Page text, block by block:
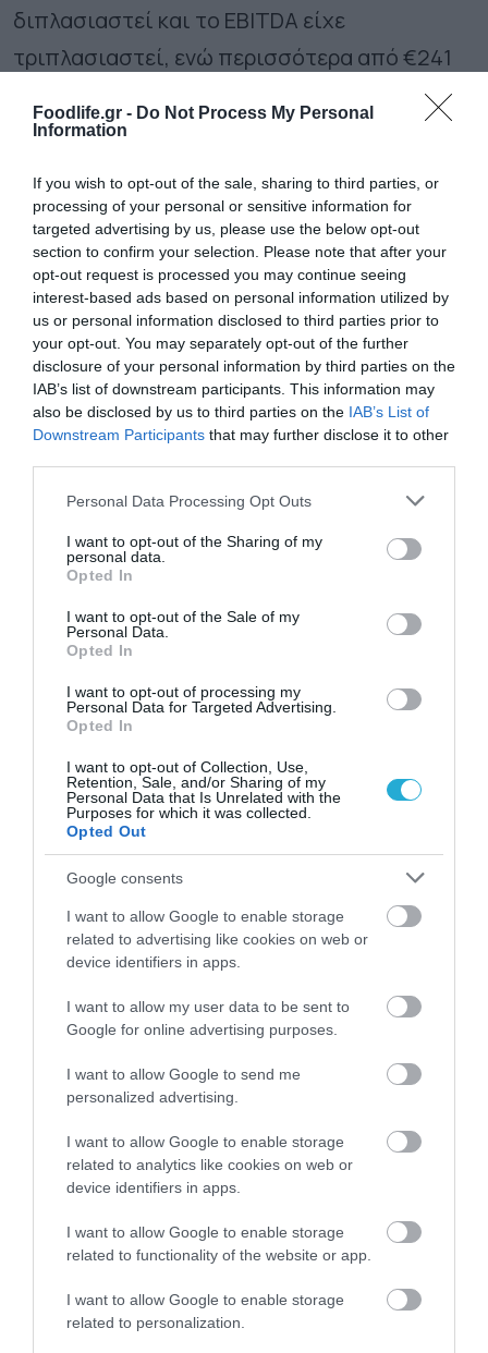
Foodlife.gr - Do Not Process My Personal
Information
If you wish to opt-out of the sale, sharing to third parties, or
processing of your personal or sensitive information for
targeted advertising by us, please use the below opt-out
section to confirm your selection. Please note that after your
opt-out request is processed you may continue seeing
interest-based ads based on personal information utilized by
us or personal information disclosed to third parties prior to
your opt-out. You may separately opt-out of the further
disclosure of your personal information by third parties on the
IAB’s list of downstream participants. This information may
also be disclosed by us to third parties on the IAB’s List of
Downstream Participants that may further disclose it to other
Please note that this website/app uses one or more Google
not limited to your visit or usage behaviour. You may click to
grant or deny consent to Google and its third-party tags to
use your data for below specified purposes in below Google
consent section.
Personal Data Processing Opt Outs
I want to opt-out of the Sharing of my
personal data.
Opted In
I want to opt-out of the Sale of my
Personal Data.
Opted In
I want to opt-out of processing my
Personal Data for Targeted Advertising.
Opted In
I want to opt-out of Collection, Use,
Retention, Sale, and/or Sharing of my
Personal Data that Is Unrelated with the
Purposes for which it was collected.
Opted Out
Google consents
I want to allow Google to enable storage
related to advertising like cookies on web or
device identifiers in apps.
I want to allow my user data to be sent to
Google for online advertising purposes.
I want to allow Google to send me
personalized advertising.
I want to allow Google to enable storage
related to analytics like cookies on web or
device identifiers in apps.
I want to allow Google to enable storage
related to functionality of the website or app.
I want to allow Google to enable storage
related to personalization.
διπλασιαστεί και το EBITDA είχε
τριπλασιαστεί, ενώ περισσότερα από €241
εκατ. επενδύθηκαν στον εκσυγχρονισμό και
την επέκταση των δραστηριοτήτων της
Το 2025, η MHP ολοκλήρωσε επίσης την
εξαγορά ποσοστού άνω του 92% του
μετοχικού κεφαλαίου της UVESA Group, ενός
από τους κορυφαίους καθετοποιημένους
παραγωγούς πουλερικών και χοιρινού
κρέατος στην Ισπανία, διευρύνοντας
περαιτέρω την παρουσία της στη Δυτική
Τα παραδείγματα αυτά επιβεβαιώνουν τη
μακροπρόθεσμη στρατηγική της MHP να
επενδύει σε ισχυρές τοπικές επιχειρήσεις,
ενισχύοντας την ανάπτυξή τους μέσω
τεχνογνωσίας, επενδύσεων και πρόσβασης
στις διεθνείς αγορές. Την ίδια φιλοσοφία
φέρνει σήμερα και στη Νιτσιάκος.
Σύμβουλοι
Η FinPoint ενήργησε ως αποκλειστικός
χρηματοοικονομικός σύμβουλος και η
Baker McKenzie ως κύριος νομικός
σύμβουλος της MHP.
Η Value Partners M.E.P.E. ενήργησε ως
αποκλειστικός χρηματοοικονομικός
νομικός σύμβουλος της Νιτσιάκος.
Σημαντικές πωλήσεις
Η Νιτσιάκος είναι ελληνικός όμιλος
πτηνοτροφίας με έδρα τα Ιωάννινα. Η
εταιρεία και οι θυγατρικές της
δραστηριοποιούνται στην παραγωγή και
διανομή πουλερικών, κρέατος, ζωοτροφών